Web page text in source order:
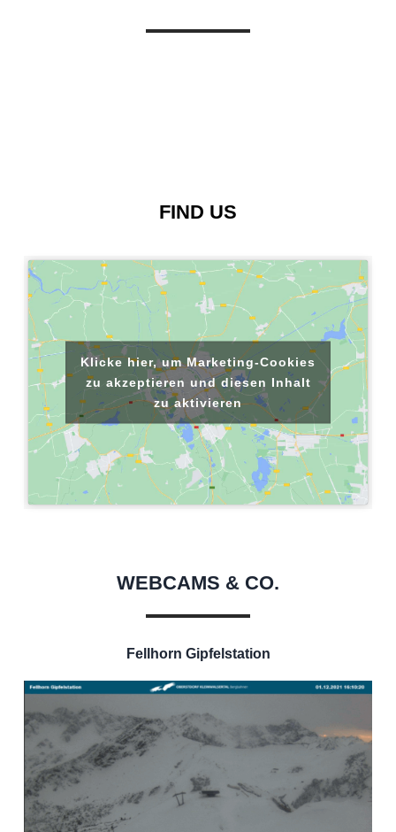
FIND US
Klicke hier, um Marketing-Cookies
zu akzeptieren und diesen Inhalt
zu aktivieren
WEBCAMS & CO.
Fellhorn Gipfelstation